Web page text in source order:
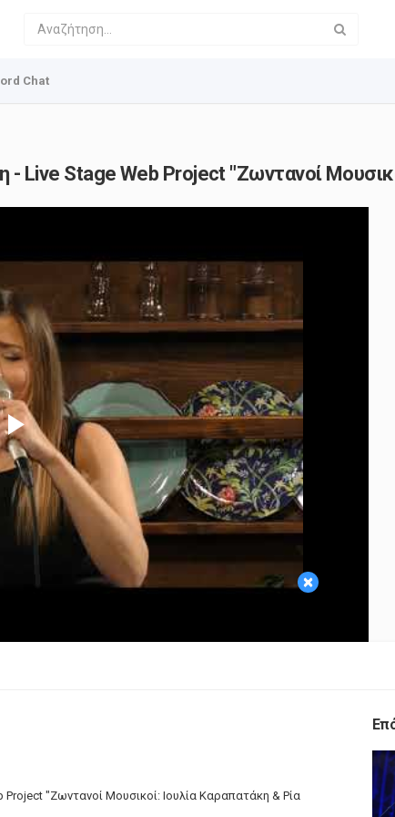
Chat
- Live Stage Web Project "Ζωντανοί
×
Play
Video
"Ζωντανοί Μουσικοί: Ιουλία Καραπατάκη & Ρία